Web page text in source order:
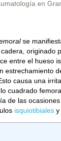
en
se
, originado
entre el hueso
estrechamiento
causa una
cuadrado
de las
isquiotibialesy